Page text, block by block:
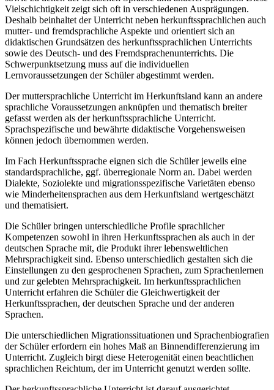
Vielschichtigkeit zeigt sich oft in verschiedenen Ausprägungen.
Deshalb beinhaltet der Unterricht neben herkunftssprachlichen auch
mutter- und fremdsprachliche Aspekte und orientiert sich an
didaktischen Grundsätzen des herkunftssprachlichen Unterrichts
sowie des Deutsch- und des Fremdsprachenunterrichts. Die
Schwerpunktsetzung muss auf die individuellen
Lernvoraussetzungen der Schüler abgestimmt werden.
Der muttersprachliche Unterricht im Herkunftsland kann an andere
sprachliche Voraussetzungen anknüpfen und thematisch breiter
gefasst werden als der herkunftssprachliche Unterricht.
Sprachspezifische und bewährte didaktische Vorgehensweisen
können jedoch übernommen werden.
Im Fach Herkunftssprache eignen sich die Schüler jeweils eine
standardsprachliche, ggf. überregionale Norm an. Dabei werden
Dialekte, Soziolekte und migrationsspezifische Varietäten ebenso
wie Minderheitensprachen aus dem Herkunftsland wertgeschätzt
und thematisiert.
Die Schüler bringen unterschiedliche Profile sprachlicher
Kompetenzen sowohl in ihren Herkunftssprachen als auch in der
deutschen Sprache mit, die Produkt ihrer lebensweltlichen
Mehrsprachigkeit sind. Ebenso unterschiedlich gestalten sich die
Einstellungen zu den gesprochenen Sprachen, zum Sprachenlernen
und zur gelebten Mehrsprachigkeit. Im herkunftssprachlichen
Unterricht erfahren die Schüler die Gleichwertigkeit der
Herkunftssprachen, der deutschen Sprache und der anderen
Sprachen.
Die unterschiedlichen Migrationssituationen und Sprachenbiografien
der Schüler erfordern ein hohes Maß an Binnendifferenzierung im
Unterricht. Zugleich birgt diese Heterogenität einen beachtlichen
sprachlichen Reichtum, der im Unterricht genutzt werden sollte.